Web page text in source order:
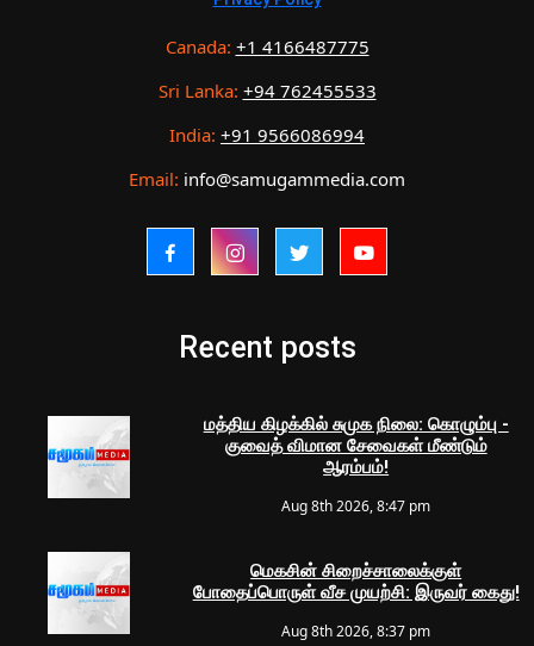
Canada: +1 4166487775
Sri Lanka: +94 762455533
India: +91 9566086994
Email: info@samugammedia.com
Recent posts
மத்திய கிழக்கில் சுமுக நிலை: கொழும்பு -
குவைத் விமான சேவைகள் மீண்டும்
ஆரம்பம்!
Aug 8th 2026, 8:47 pm
மெகசின் சிறைச்சாலைக்குள்
போதைப்பொருள் வீச முயற்சி: இருவர் கைது!
Aug 8th 2026, 8:37 pm